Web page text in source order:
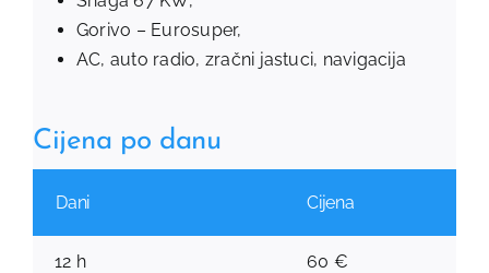
Gorivo – Eurosuper,
AC, auto radio, zračni jastuci, navigacija
Cijena po danu
Dani Cijena
12 h 60 €